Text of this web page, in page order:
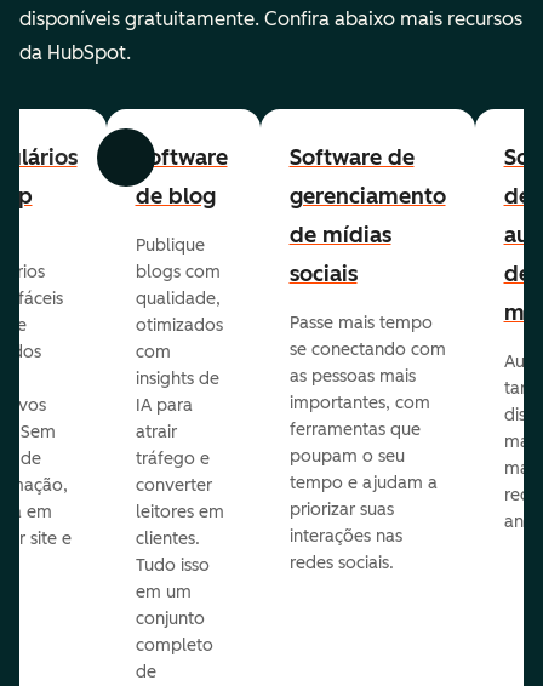
disponíveis gratuitamente. Confira abaixo mais recursos
da HubSpot.
Anterior Avançar
fáceis
e
Sem
de
em
site e
Software
de blog
Publique
blogs com
qualidade,
otimizados
com
insights de
IA para
atrair
tráfego e
converter
leitores em
clientes.
Tudo isso
em um
conjunto
completo
de
Software de
gerenciamento
de mídias
sociais
Passe mais tempo
se conectando com
as pessoas mais
importantes, com
ferramentas que
poupam o seu
tempo e ajudam a
priorizar suas
interações nas
redes sociais.
de
de
mail